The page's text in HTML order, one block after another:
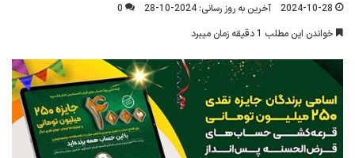
2024-10-28 آخرین به روز رسانی: 2024-10-28
0
خواندن این مطلب 1 دقیقه زمان میبرد